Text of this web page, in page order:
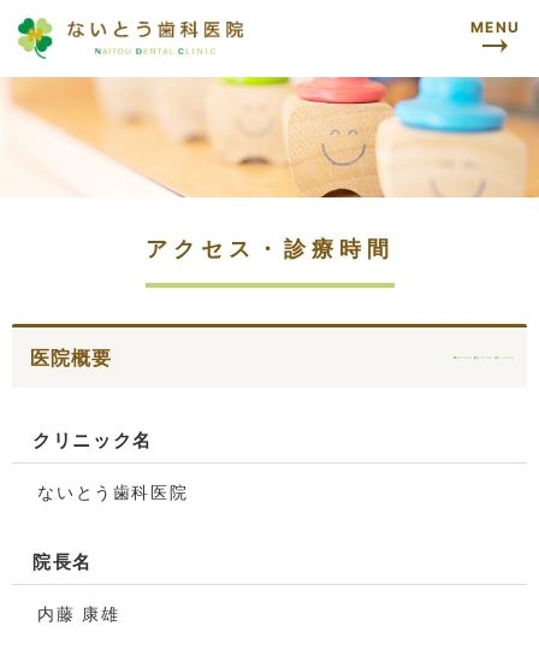
MENU
アクセス・診療時間
医院概要
クリニック名
ないとう歯科医院
院長名
内藤 康雄